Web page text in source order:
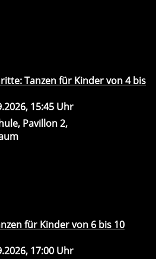
Tanzen für Kinder von 4 bis
15:45 Uhr
Pavillon 2,
für Kinder von 6 bis 10
17:00 Uhr